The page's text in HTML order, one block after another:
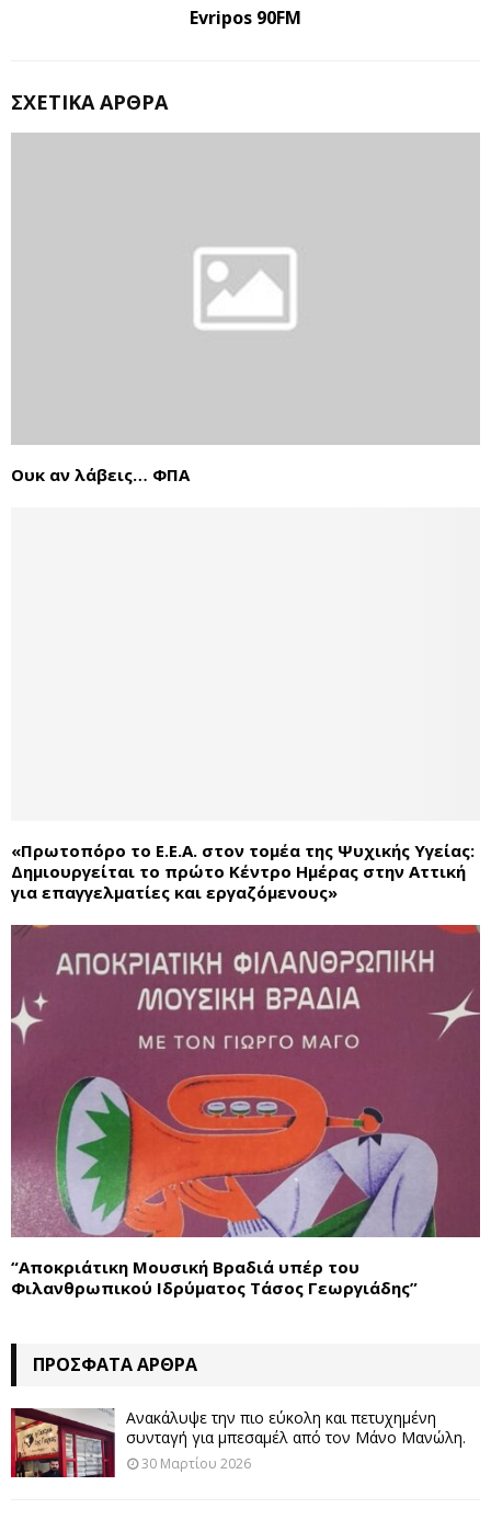
Evripos 90FM
ΣΧΕΤΙΚΆ ΆΡΘΡΑ
Ουκ αν λάβεις… ΦΠΑ
«Πρωτοπόρο το Ε.Ε.Α. στον τομέα της Ψυχικής Υγείας:
Δημιουργείται το πρώτο Κέντρο Ημέρας στην Αττική
για επαγγελματίες και εργαζόμενους»
“Αποκριάτικη Μουσική Βραδιά υπέρ του
Φιλανθρωπικού Ιδρύματος Τάσος Γεωργιάδης”
ΠΡΌΣΦΑΤΑ ΆΡΘΡΑ
Ανακάλυψε την πιο εύκολη και πετυχημένη
συνταγή για μπεσαμέλ από τον Μάνο Μανώλη.
30 Μαρτίου 2026